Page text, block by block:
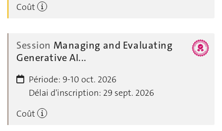
Coût
Session Managing and Evaluating
Generative AI...
Période: 9-10 oct. 2026
Délai d'inscription: 29 sept. 2026
Coût